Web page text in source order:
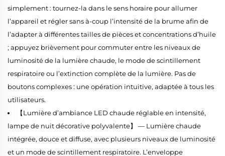
simplement : tournez-la dans le sens horaire pour allumer
l’appareil et régler sans à-coup l’intensité de la brume afin de
l’adapter à différentes tailles de pièces et concentrations d’huile
; appuyez brièvement pour commuter entre les niveaux de
luminosité de la lumière chaude, le mode de scintillement
respiratoire ou l’extinction complète de la lumière. Pas de
boutons complexes : une opération intuitive, adaptée à tous les
utilisateurs.
【Lumière d’ambiance LED chaude réglable en intensité,
lampe de nuit décorative polyvalente】 — Lumière chaude
intégrée, douce et diffuse, avec plusieurs niveaux de luminosité
et un mode de scintillement respiratoire. L’enveloppe